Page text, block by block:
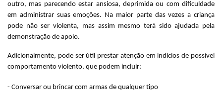
outro, mas parecendo estar ansiosa, deprimida ou com dificuldade
em administrar suas emoções. Na maior parte das vezes a criança
pode não ser violenta, mas assim mesmo terá sido ajudada pela
demonstração de apoio.
Adicionalmente, pode ser útil prestar atenção em indícios de possível
comportamento violento, que podem incluir:
- Conversar ou brincar com armas de qualquer tipo